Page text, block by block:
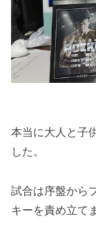
本当に大人と子
した。
試合は序盤から
キーを責め立て